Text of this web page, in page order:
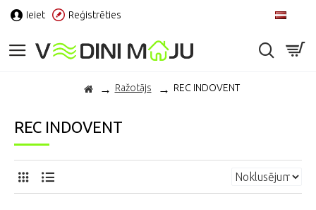
Ieiet Reģistrēties
Ražotājs REC INDOVENT
REC INDOVENT